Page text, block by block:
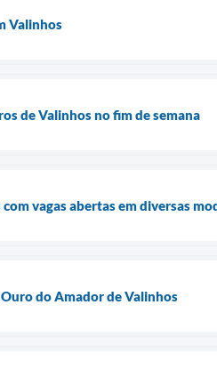
Valinhos
de Valinhos no fim de semana
vagas abertas em diversas
do Amador de Valinhos